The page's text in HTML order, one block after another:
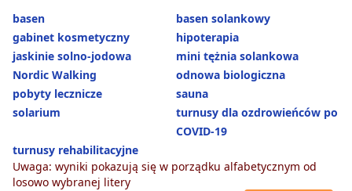
basen
basen solankowy
gabinet kosmetyczny
hipoterapia
jaskinie solno-jodowa
mini tężnia solankowa
Nordic Walking
odnowa biologiczna
pobyty lecznicze
sauna
solarium
turnusy dla ozdrowieńców po
COVID-19
turnusy rehabilitacyjne
Uwaga: wyniki pokazują się w porządku alfabetycznym od
losowo wybranej litery